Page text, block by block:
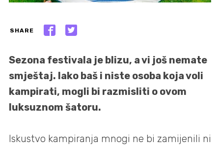
SHARE
Sezona festivala je blizu, a vi još nemate
smještaj. Iako baš i niste osoba koja voli
kampirati, mogli bi razmisliti o ovom
luksuznom šatoru.
Iskustvo kampiranja mnogi ne bi zamijenili ni